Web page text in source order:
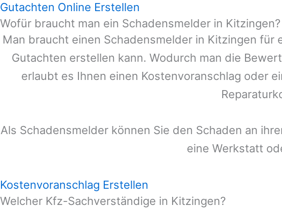
Gutachten Online Erstellen
Wofür braucht man ein Schadensmelder in Kitzingen?
Man braucht einen Schadensmelder in Kitzingen für
Gutachten erstellen kann. Wodurch man die
erlaubt es Ihnen einen Kostenvoranschlag oder
Als Schadensmelder können Sie den Schaden an
eine Werkstatt
Kostenvoranschlag Erstellen
Welcher Kfz-Sachverständige in Kitzingen?